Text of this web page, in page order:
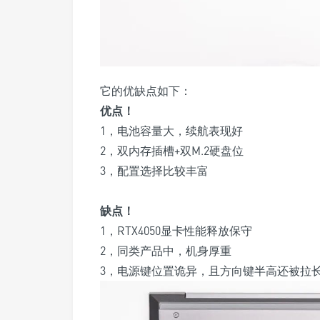
它的优缺点如下：
优点！
1，电池容量大，续航表现好
2，双内存插槽+双M.2硬盘位
3，配置选择比较丰富
缺点！
1，RTX4050显卡性能释放保守
2，同类产品中，机身厚重
3，电源键位置诡异，且方向键半高还被拉